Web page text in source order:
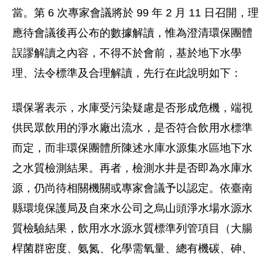
當。第 6 次專家會議將於 99 年 2 月 11 日召開，理
應待會議後再公布的數據解讀，惟為澄清環保團體
誤謬解讀之內容，不得不於會前，基於地下水學
理、法令標準及合理解讀，先行在此說明如下：
環保署表示，水庫受污染疑慮是否形成危機，端視
供民眾飲用的淨水廠出流水，是否符合飲用水標準
而定，而非環保團體所陳述水庫水源集水區地下水
之水質檢測結果。再者，檢測水井是否即為水庫水
源，仍尚待相關機關或專家會議予以認定。依臺南
縣環境保護局及自來水公司之烏山頭淨水場水源水
質檢驗結果，飲用水水源水質標準列管項目（大腸
桿菌群密度、氨氮、化學需氧量、總有機碳、砷、